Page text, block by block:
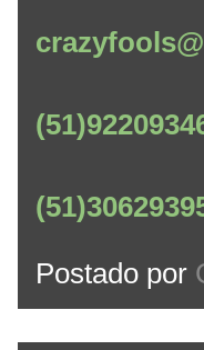
Postado por